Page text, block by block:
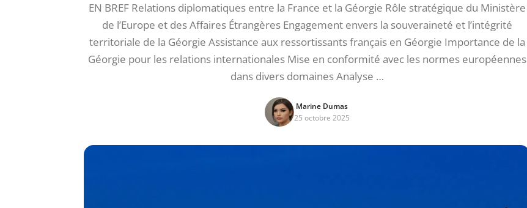
EN BREF Relations diplomatiques entre la France et la Géorgie Rôle stratégique du Ministère
de l’Europe et des Affaires Étrangères Engagement envers la souveraineté et l’intégrité
territoriale de la Géorgie Assistance aux ressortissants français en Géorgie Importance de la
Géorgie pour les relations internationales Mise en conformité avec les normes européennes
dans divers domaines Analyse …
Marine Dumas
25 octobre 2025